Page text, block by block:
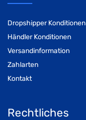
Dropshipper Konditionen
Händler Konditionen
Versandinformation
Zahlarten
Kontakt
Rechtliches